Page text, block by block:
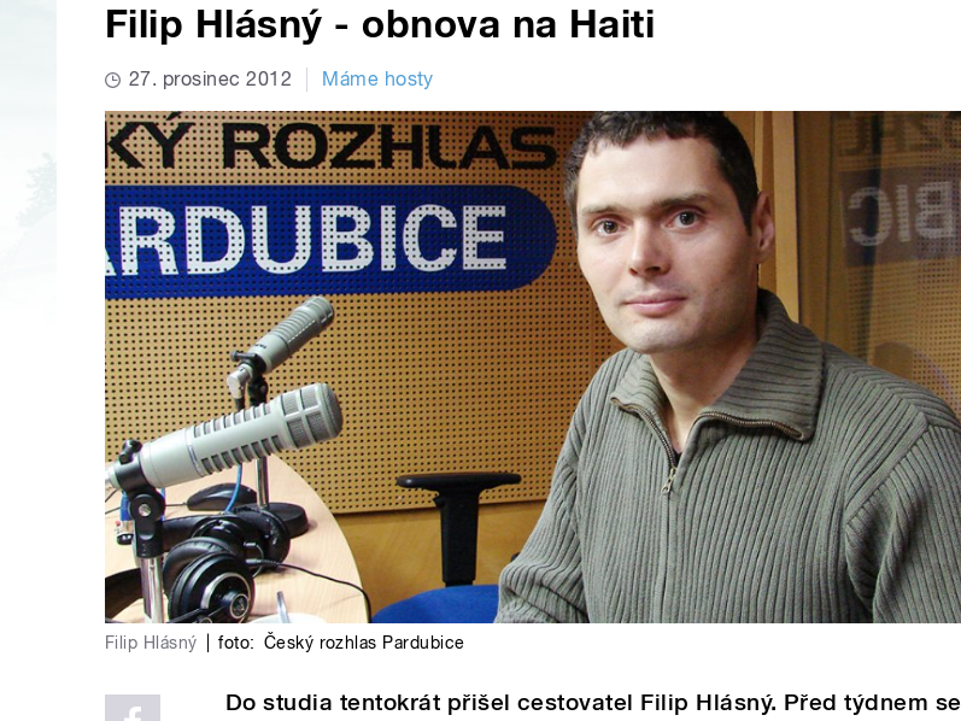
Filip Hlásný - obnova na Haiti
27. prosinec 2012 Máme hosty
Filip Hlásný foto: Český rozhlas Pardubice
Do studia tentokrát přišel cestovatel Filip Hlásný. Před týdnem se